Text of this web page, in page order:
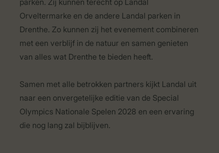
parken. Zij kunnen terecht op Landal
Orveltermarke en de andere Landal parken in
Drenthe. Zo kunnen zij het evenement combineren
met een verblijf in de natuur en samen genieten
van alles wat Drenthe te bieden heeft.
Samen met alle betrokken partners kijkt Landal uit
naar een onvergetelijke editie van de Special
Olympics Nationale Spelen 2028 en een ervaring
die nog lang zal bijblijven.